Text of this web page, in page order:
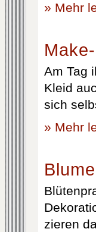
» Mehr
Am Tag
Kleid
sich
» Mehr
zieren